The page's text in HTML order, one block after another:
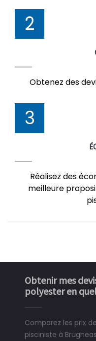
2
Obtenez des
3
Réalisez des
meilleure
Obtenir mes
polyester en
Comparez les prix
pisciniste à